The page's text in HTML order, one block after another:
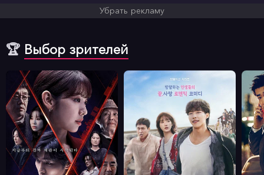
Убрать рекламу
🏆 Выбор зрителей